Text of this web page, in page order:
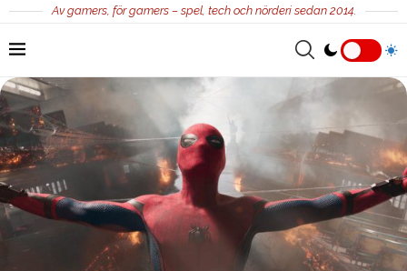
Av gamers, för gamers – spel, tech och nörderi sedan 2014.